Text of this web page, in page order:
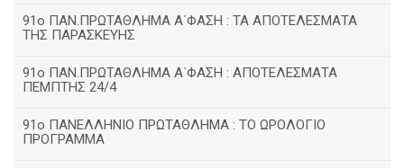
91ο ΠΑΝ.ΠΡΩΤΑΘΛΗΜΑ Α΄ΦΑΣΗ : ΤΑ ΑΠΟΤΕΛΕΣΜΑΤΑ
ΤΗΣ ΠΑΡΑΣΚΕΥΗΣ
91ο ΠΑΝ.ΠΡΩΤΑΘΛΗΜΑ Α΄ΦΑΣΗ : ΑΠΟΤΕΛΕΣΜΑΤΑ
ΠΕΜΠΤΗΣ 24/4
91ο ΠΑΝΕΛΛΗΝΙΟ ΠΡΩΤΑΘΛΗΜΑ : ΤΟ ΩΡΟΛΟΓΙΟ
ΠΡΟΓΡΑΜΜΑ